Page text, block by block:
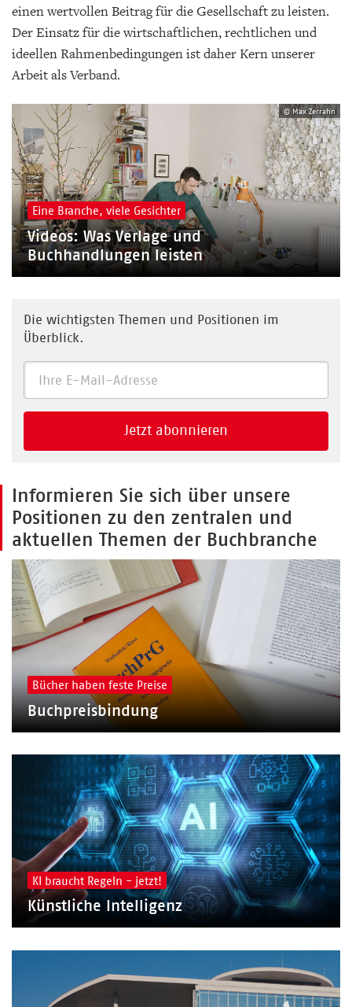
einen wertvollen Beitrag für die Gesellschaft zu leisten.
Der Einsatz für die wirtschaftlichen, rechtlichen und
ideellen Rahmenbedingungen ist daher Kern unserer
Arbeit als Verband.
Eine Branche, viele Gesichter
Videos: Was Verlage und
Buchhandlungen leisten
© Max Zerrahn
Die wichtigsten Themen und Positionen im
Überblick.
Jetzt abonnieren
Informieren Sie sich über unsere
Positionen zu den zentralen und
aktuellen Themen der Buchbranche
Bücher haben feste Preise
Buchpreisbindung
KI braucht Regeln - jetzt!
Künstliche Intelligenz